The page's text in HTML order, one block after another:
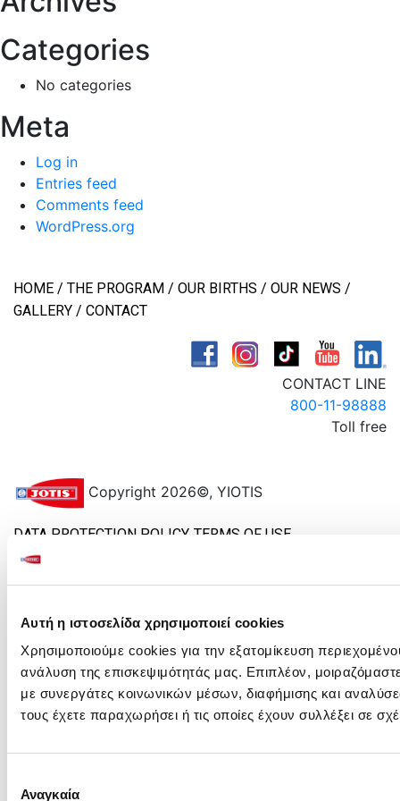
Αυτή η ιστοσελίδα χρησιμοποιεί cookies
Χρησιμοποιούμε cookies για την εξατομίκευση
ανάλυση της επισκεψιμότητάς μας. Επιπλέον,
με συνεργάτες κοινωνικών μέσων, διαφήμισης και
τους έχετε παραχωρήσει ή τις οποίες έχουν συλλέξει σε
συγκατάθεσης
Αναγκαία
Categories
No categories
Meta
Log in
Entries feed
Comments feed
WordPress.org
HOME THE PROGRAM OUR BIRTHS
OUR NEWS
GALLERY
CONTACT
CONTACT LINE
800-11-98888
Toll free
Copyright 2026©, ΥIOTIS
DATA PROTECTION POLICY TERMS OF USE